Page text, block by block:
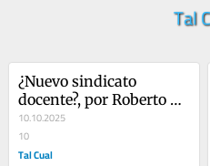
Tal
¿Nuevo sindicato
docente?, por Roberto
Patiño
10.10.2025
10
Tal Cual